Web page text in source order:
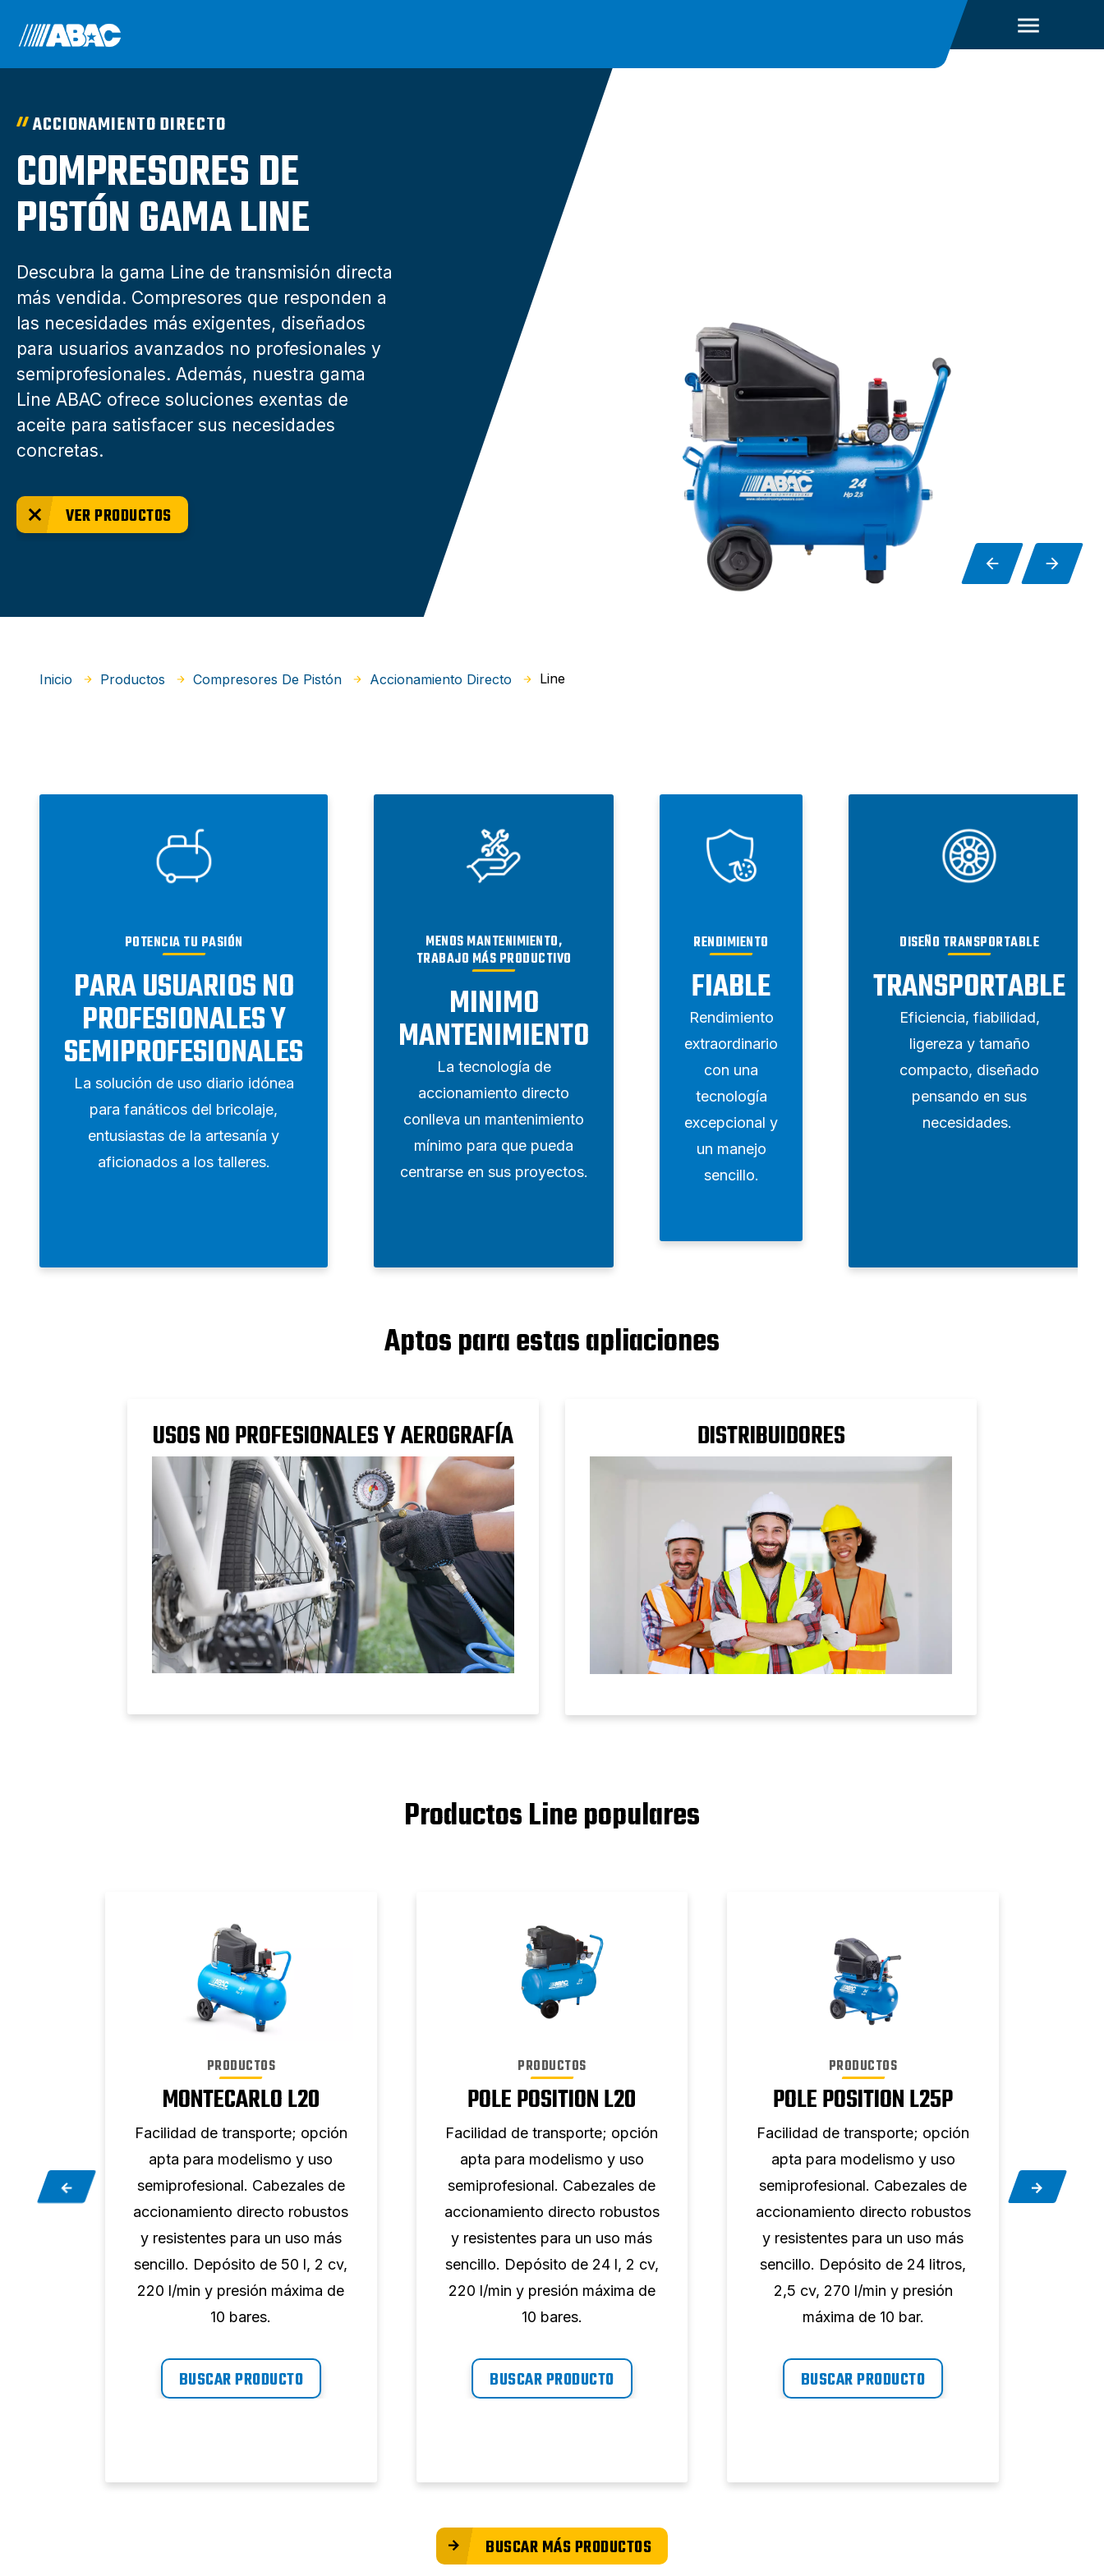
ACCIONAMIENTO DIRECTO
COMPRESORES DE
PISTÓN GAMA LINE
Descubra la gama Line de transmisión directa
más vendida. Compresores que responden a
las necesidades más exigentes, diseñados
para usuarios avanzados no profesionales y
semiprofesionales. Además, nuestra gama
Line ABAC ofrece soluciones exentas de
aceite para satisfacer sus necesidades
concretas.
VER PRODUCTOS
Inicio Productos Compresores De Pistón Accionamiento Directo Line
POTENCIA TU PASIÓN
PARA USUARIOS NO
PROFESIONALES Y
SEMIPROFESIONALES
La solución de uso diario idónea
para fanáticos del bricolaje,
entusiastas de la artesanía y
aficionados a los talleres.
MENOS MANTENIMIENTO,
TRABAJO MÁS PRODUCTIVO
MINIMO
MANTENIMIENTO
La tecnología de
accionamiento directo
conlleva un mantenimiento
mínimo para que pueda
centrarse en sus proyectos.
RENDIMIENTO
FIABLE
Rendimiento
extraordinario
con una
tecnología
excepcional y
un manejo
sencillo.
DISEÑO TRANSPORTABLE
TRANSPORTABLE
Eficiencia, fiabilidad,
ligereza y tamaño
compacto, diseñado
pensando en sus
necesidades.
Aptos para estas apliaciones
USOS NO PROFESIONALES Y AEROGRAFÍA DISTRIBUIDORES
Productos Line populares
PRODUCTOS
MONTECARLO L20
Facilidad de transporte; opción
apta para modelismo y uso
semiprofesional. Cabezales de
accionamiento directo robustos
y resistentes para un uso más
sencillo. Depósito de 50 l, 2 cv,
220 l/min y presión máxima de
10 bares.
BUSCAR PRODUCTO
PRODUCTOS
POLE POSITION L20
Facilidad de transporte; opción
apta para modelismo y uso
semiprofesional. Cabezales de
accionamiento directo robustos
y resistentes para un uso más
sencillo. Depósito de 24 l, 2 cv,
220 l/min y presión máxima de
10 bares.
BUSCAR PRODUCTO
PRODUCTOS
POLE POSITION L25P
Facilidad de transporte; opción
apta para modelismo y uso
semiprofesional. Cabezales de
accionamiento directo robustos
y resistentes para un uso más
sencillo. Depósito de 24 litros,
2,5 cv, 270 l/min y presión
máxima de 10 bar.
BUSCAR PRODUCTO
BUSCAR MÁS PRODUCTOS